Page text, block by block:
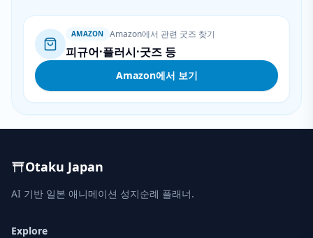
AMAZON Amazon에서 관련 굿즈 찾기
피규어·플러시·굿즈 등
Amazon에서 보기
Otaku Japan
AI 기반 일본 애니메이션 성지순례 플래너.
Explore